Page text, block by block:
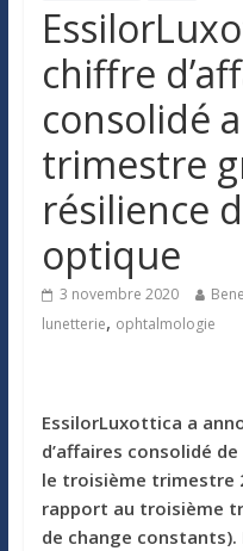
chiffre
consolidé
trimestre
résilience
optique
3 novembre 2020
lunetterie, ophtalmologie
EssilorLuxottica a
d’affaires consolidé
le troisième trimestre
rapport au troisième
de change